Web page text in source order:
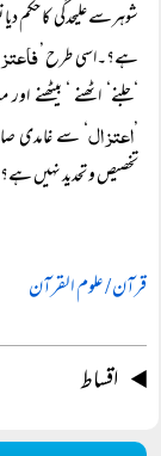
شوہرسے علیحدگی کا حکم
ہے؟۔اسی طرح ’
‘جلنے‘ اٹھنے ‘
’اعتزال ‘ سے غامدی
تخصیص و تحدید نہیں ہے؟
قرآن / علوم القرآن
اقساط